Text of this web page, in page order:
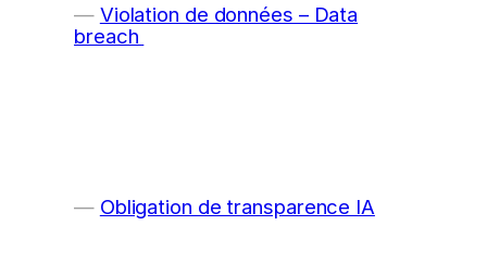
Violation de données – Data
breach
Obligation de transparence IA